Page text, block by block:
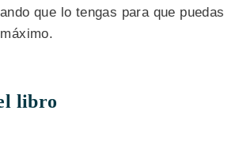
que lo tengas para que puedas
libro